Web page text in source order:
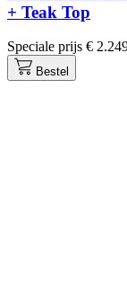
+ Teak Top
Speciale prijs €
Bestel